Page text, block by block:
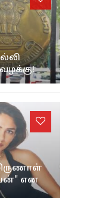
என